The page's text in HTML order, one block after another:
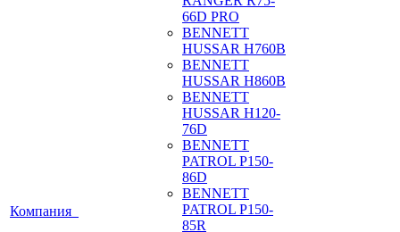
Компания
66D PRO
BENNETT
HUSSAR H760B
BENNETT
HUSSAR H860B
BENNETT
HUSSAR H120-
76D
BENNETT
PATROL P150-
86D
BENNETT
PATROL P150-
85R